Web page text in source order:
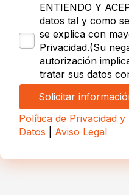
ENTIENDO Y
datos tal y como
se explica con
Privacidad.(Su
autorización
tratar sus datos
Política de Privacidad
Datos
Aviso Legal